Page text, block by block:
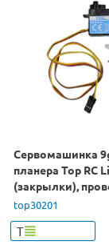
Сервомашинка
планера Top RC
(закрылки),
top30201
Т